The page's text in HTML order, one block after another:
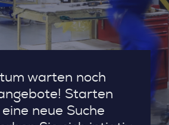
warten noch
Starten
neue Suche